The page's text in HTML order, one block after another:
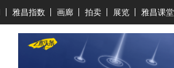
雅昌指数 画廊 拍卖 展览 雅昌课堂